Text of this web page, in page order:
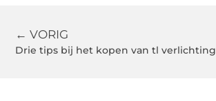
← VORIG
Drie tips bij het kopen van tl verlichting